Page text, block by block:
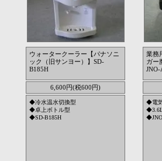
ウォータークーラー【パナソニ
ック（旧サンヨー）】SD-
B185H
6,600円(税600円)
◆冷水温水切換型
◆卓上ボトル型
◆SD-B185H
業務
ガー
◆電